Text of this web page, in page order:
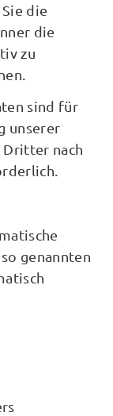
die
die
zu
sind für
unserer
nach
genannten